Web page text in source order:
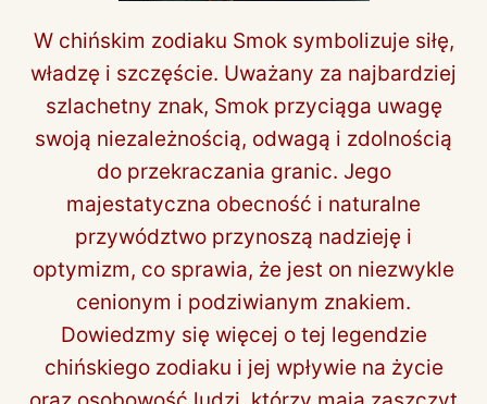
W chińskim zodiaku Smok symbolizuje siłę,
władzę i szczęście. Uważany za najbardziej
szlachetny znak, Smok przyciąga uwagę
swoją niezależnością, odwagą i zdolnością
do przekraczania granic. Jego
majestatyczna obecność i naturalne
przywództwo przynoszą nadzieję i
optymizm, co sprawia, że jest on niezwykle
cenionym i podziwianym znakiem.
Dowiedzmy się więcej o tej legendzie
chińskiego zodiaku i jej wpływie na życie